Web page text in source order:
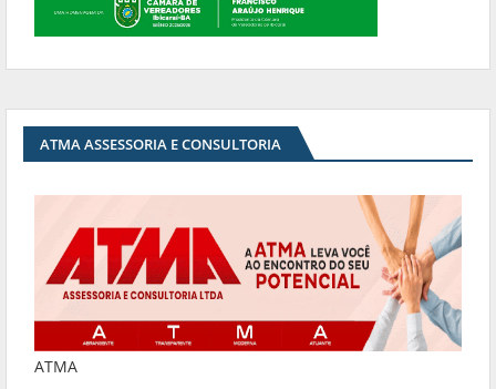
ATMA ASSESSORIA E CONSULTORIA
ATMA